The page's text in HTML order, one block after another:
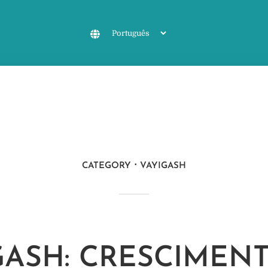
CATEGORY VAYIGASH